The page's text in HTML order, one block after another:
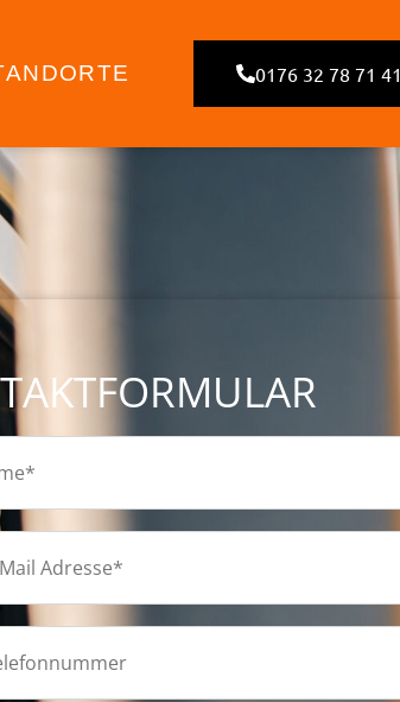
0176 32 78 71 41